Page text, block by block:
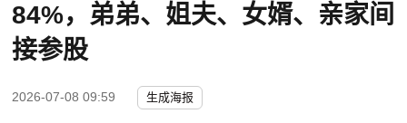
84%，弟弟、姐夫、女婿、亲家间
接参股
2026-07-08 09:59 生成海报